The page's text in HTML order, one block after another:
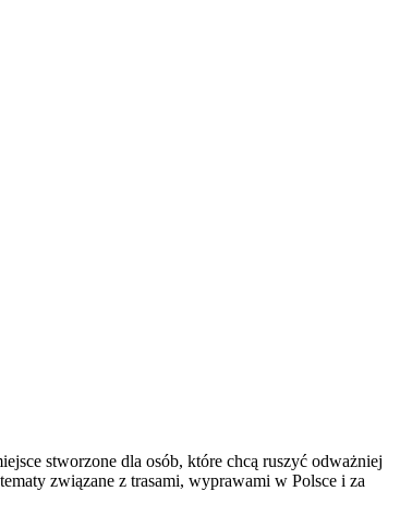
stworzone dla osób, które chcą ruszyć odważniej
związane z trasami, wyprawami w Polsce i za